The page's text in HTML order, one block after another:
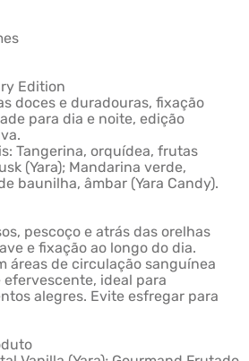
Edition
doces e duradouras, fixação
para dia e noite, edição
Tangerina, orquídea, frutas
(Yara); Mandarina verde,
baunilha, âmbar (Yara Candy).
pescoço e atrás das orelhas
e fixação ao longo do dia.
áreas de circulação sanguínea
ideal para
alegres. Evite esfregar para